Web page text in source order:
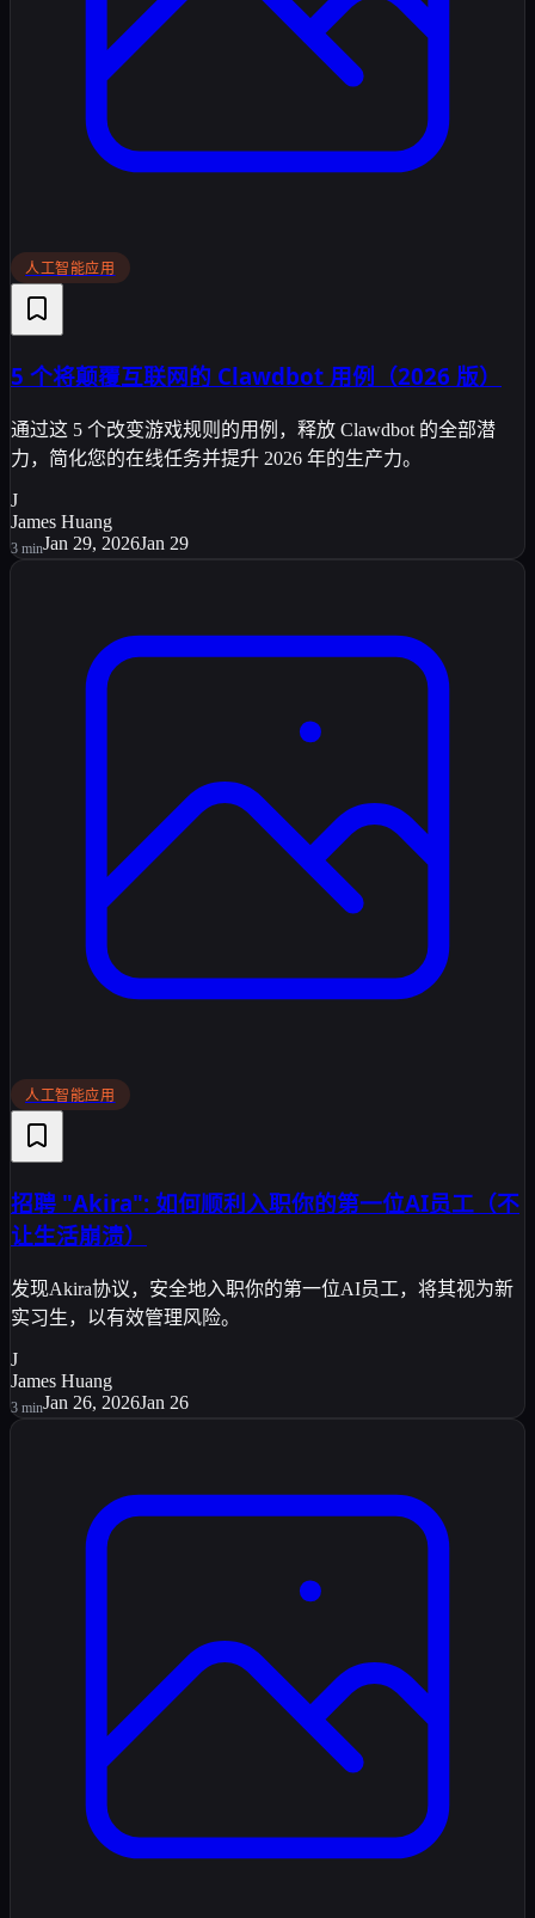
人工智能应用
5 个将颠覆互联网的 Clawdbot 用例（2026 版）
通过这 5 个改变游戏规则的用例，释放 Clawdbot 的全部潜
力，简化您的在线任务并提升 2026 年的生产力。
J
James Huang
3 minJan 29, 2026Jan 29
人工智能应用
招聘 "Akira": 如何顺利入职你的第一位AI员工（不
让生活崩溃）
发现Akira协议，安全地入职你的第一位AI员工，将其视为新
实习生，以有效管理风险。
J
James Huang
3 minJan 26, 2026Jan 26